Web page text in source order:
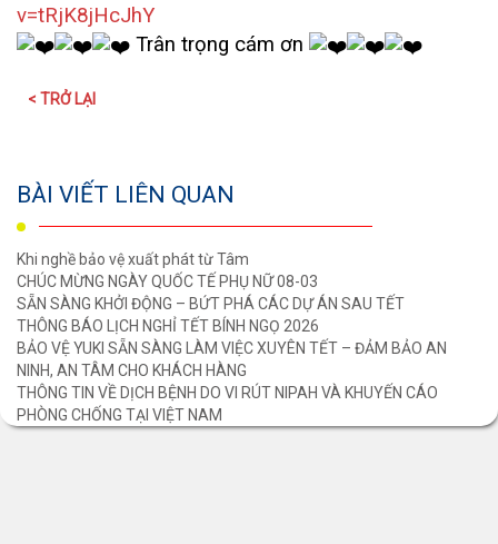
v=tRjK8jHcJhY
Trân trọng cám ơn
< TRỞ LẠI
BÀI VIẾT LIÊN QUAN
Khi nghề bảo vệ xuất phát từ Tâm
CHÚC MỪNG NGÀY QUỐC TẾ PHỤ NỮ 08-03
SẴN SÀNG KHỞI ĐỘNG – BỨT PHÁ CÁC DỰ ÁN SAU TẾT
THÔNG BÁO LỊCH NGHỈ TẾT BÍNH NGỌ 2026
BẢO VỆ YUKI SẴN SÀNG LÀM VIỆC XUYÊN TẾT – ĐẢM BẢO AN
NINH, AN TÂM CHO KHÁCH HÀNG
THÔNG TIN VỀ DỊCH BỆNH DO VI RÚT NIPAH VÀ KHUYẾN CÁO
PHÒNG CHỐNG TẠI VIỆT NAM